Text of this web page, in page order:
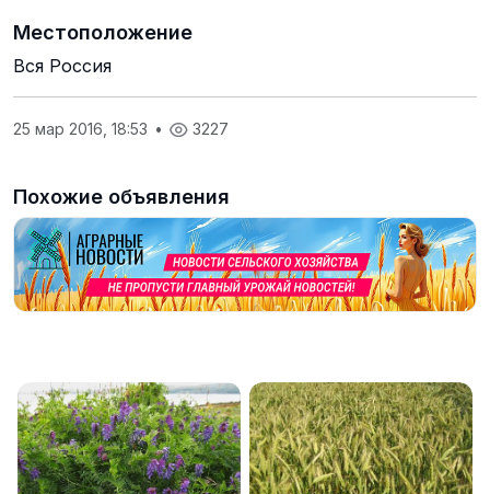
Местоположение
Вся Россия
25 мар 2016, 18:53 • 3227
Похожие объявления